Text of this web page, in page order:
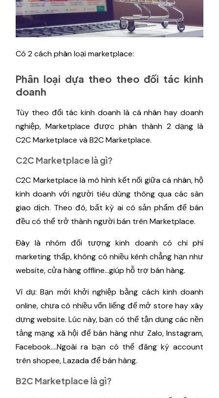
Có 2 cách phân loại marketplace:
Phân loại dựa theo theo đối tác kinh
doanh
Tùy theo đối tác kinh doanh là cá nhân hay doanh
nghiệp, Marketplace được phân thành 2 dạng là
C2C Marketplace và B2C Marketplace.
C2C Marketplace là gì?
C2C Marketplace là mô hình kết nối giữa cá nhân, hộ
kinh doanh với người tiêu dùng thông qua các sàn
giao dịch. Theo đó, bất kỳ ai có sản phẩm để bán
đều có thể trở thành người bán trên Marketplace.
Đây là nhóm đối tượng kinh doanh có chi phí
marketing thấp, không có nhiều kênh chẳng hạn như
website, cửa hàng offline…giúp hỗ trợ bán hàng.
Ví dụ: Bạn mới khởi nghiệp bằng cách kinh doanh
online, chưa có nhiều vốn liếng để mở store hay xây
dựng website. Lúc này, bạn có thể tận dụng các nền
tảng mạng xã hội để bán hàng như Zalo, Instagram,
Facebook….Ngoài ra bạn có thể đăng ký account
trên shopee, Lazada để bán hàng.
B2C Marketplace là gì?